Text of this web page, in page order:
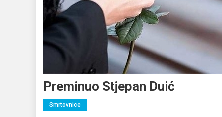
Preminuo Stjepan Duić
Smrtovnice